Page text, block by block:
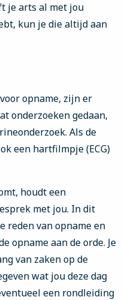
je arts al met jou
kun je die altijd aan
opname, zijn er
onderzoeken gedaan,
Als de
een hartfilmpje (ECG)
houdt een
met jou. In dit
reden van opname en
opname aan de orde. Je
van zaken op de
wat jou deze dag
een rondleiding